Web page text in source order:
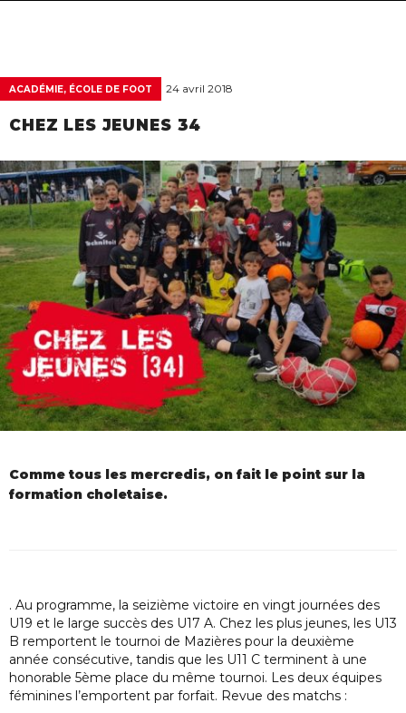
ACADÉMIE, ÉCOLE DE FOOT 24 avril 2018
CHEZ LES JEUNES 34
Comme tous les mercredis, on fait le point sur la
formation choletaise.
. Au programme, la seizième victoire en vingt journées des
U19 et le large succès des U17 A. Chez les plus jeunes, les U13
B remportent le tournoi de Mazières pour la deuxième
année consécutive, tandis que les U11 C terminent à une
honorable 5ème place du même tournoi. Les deux équipes
féminines l’emportent par forfait. Revue des matchs :